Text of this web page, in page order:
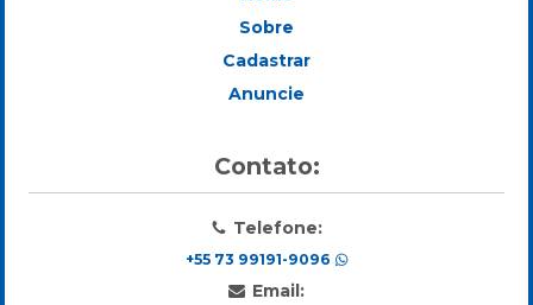
Sobre
Cadastrar
Anuncie
Contato:
Telefone:
+55 73 99191-9096
Email: